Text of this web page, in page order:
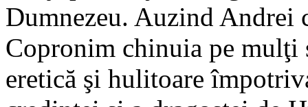
Dumnezeu. Auzind
Copronim chinuia pe
eretică şi hulitoare